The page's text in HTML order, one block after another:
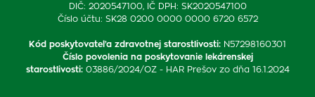
DIČ: 2020547100, IČ DPH: SK2020547100
Číslo účtu: SK28 0200 0000 0000 6720 6572
Kód poskytovateľa zdravotnej starostlivosti: N57298160301
Číslo povolenia na poskytovanie lekárenskej
starostlivosti: 03886/2024/OZ - HAR Prešov zo dňa 16.1.2024